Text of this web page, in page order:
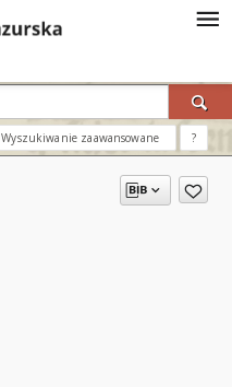
Wyszukiwanie zaawansowane ?